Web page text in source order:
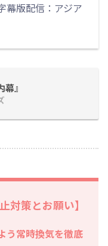
幕版配信：アジア
』
対策とお願い】
う常時換気を徹底